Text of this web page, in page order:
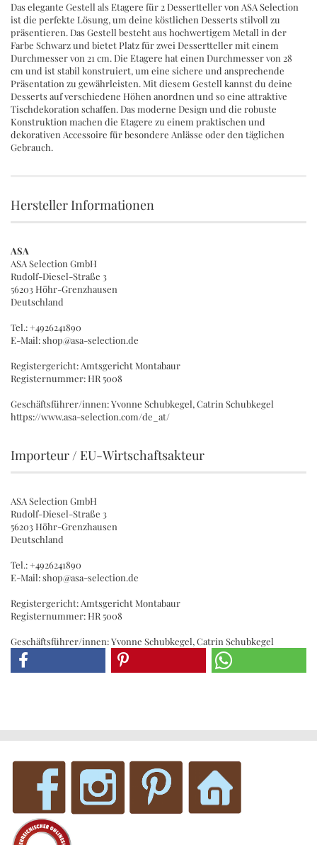
Das elegante Gestell als Etagere für 2 Dessertteller von ASA Selection
ist die perfekte Lösung, um deine köstlichen Desserts stilvoll zu
präsentieren. Das Gestell besteht aus hochwertigem Metall in der
Farbe Schwarz und bietet Platz für zwei Dessertteller mit einem
Durchmesser von 21 cm. Die Etagere hat einen Durchmesser von 28
cm und ist stabil konstruiert, um eine sichere und ansprechende
Präsentation zu gewährleisten. Mit diesem Gestell kannst du deine
Desserts auf verschiedene Höhen anordnen und so eine attraktive
Tischdekoration schaffen. Das moderne Design und die robuste
Konstruktion machen die Etagere zu einem praktischen und
dekorativen Accessoire für besondere Anlässe oder den täglichen
Gebrauch.
Hersteller Informationen
ASA
ASA Selection GmbH
Rudolf-Diesel-Straße 3
56203 Höhr-Grenzhausen
Deutschland
Tel.: +4926241890
E-Mail: shop@asa-selection.de
Registergericht: Amtsgericht Montabaur
Registernummer: HR 5008
Geschäftsführer/innen: Yvonne Schubkegel, Catrin Schubkegel
https://www.asa-selection.com/de_at/
Importeur / EU-Wirtschaftsakteur
ASA Selection GmbH
Rudolf-Diesel-Straße 3
56203 Höhr-Grenzhausen
Deutschland
Tel.: +4926241890
E-Mail: shop@asa-selection.de
Registergericht: Amtsgericht Montabaur
Registernummer: HR 5008
Geschäftsführer/innen: Yvonne Schubkegel, Catrin Schubkegel